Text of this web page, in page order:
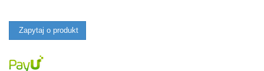
Zapytaj o produkt